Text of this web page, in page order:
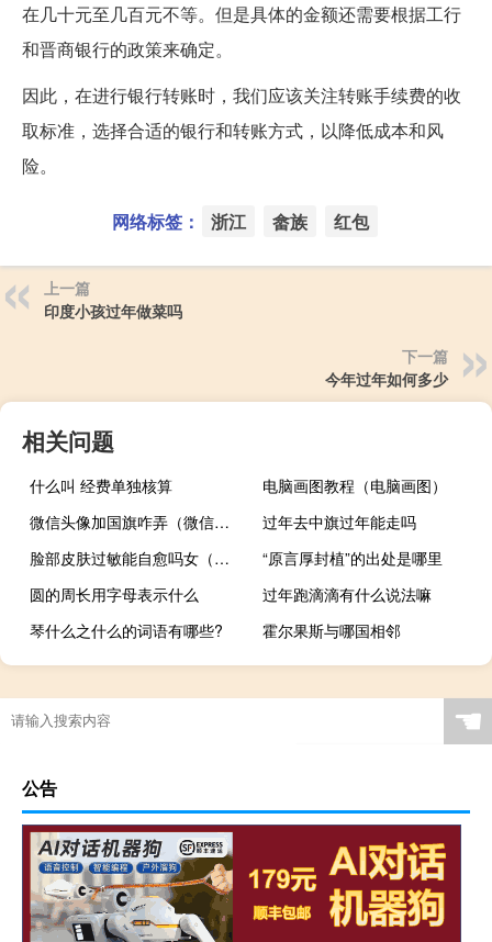
在几十元至几百元不等。但是具体的金额还需要根据工行
和晋商银行的政策来确定。
因此，在进行银行转账时，我们应该关注转账手续费的收
取标准，选择合适的银行和转账方式，以降低成本和风
险。
网络标签： 浙江 畲族 红包
上一篇
印度小孩过年做菜吗
下一篇
今年过年如何多少
相关问题
什么叫 经费单独核算
电脑画图教程（电脑画图）
微信头像加国旗咋弄（微信头像加国旗怎么弄）
过年去中旗过年能走吗
脸部皮肤过敏能自愈吗女（脸部皮肤过敏能自愈吗）
“原言厚封植”的出处是哪里
圆的周长用字母表示什么
过年跑滴滴有什么说法嘛
琴什么之什么的词语有哪些?
霍尔果斯与哪国相邻
☚
公告